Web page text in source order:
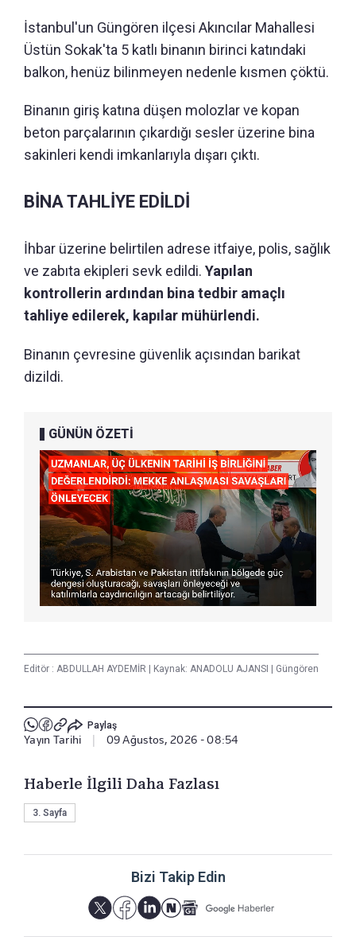
İstanbul'un Güngören ilçesi Akıncılar Mahallesi
Üstün Sokak'ta 5 katlı binanın birinci katındaki
balkon, henüz bilinmeyen nedenle kısmen çöktü.
Binanın giriş katına düşen molozlar ve kopan
beton parçalarının çıkardığı sesler üzerine bina
sakinleri kendi imkanlarıyla dışarı çıktı.
BİNA TAHLİYE EDİLDİ
İhbar üzerine belirtilen adrese itfaiye, polis, sağlık
ve zabıta ekipleri sevk edildi. Yapılan
kontrollerin ardından bina tedbir amaçlı
tahliye edilerek, kapılar mühürlendi.
Binanın çevresine güvenlik açısından barikat
dizildi.
GÜNÜN ÖZETİ
Editör : ABDULLAH AYDEMİR | Kaynak: ANADOLU AJANSI | Güngören
Paylaş
Yayın Tarihi | 09 Ağustos, 2026 - 08:54
Haberle İlgili Daha Fazlası
3. Sayfa
Bizi Takip Edin